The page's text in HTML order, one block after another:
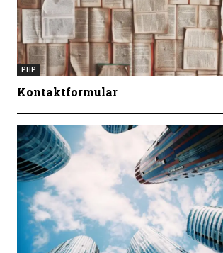
PHP
Kontaktformular